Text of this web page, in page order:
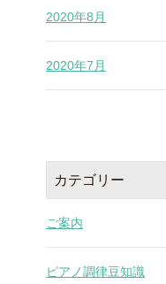
2020年8月
2020年7月
カテゴリー
ご案内
ピアノ調律豆知識